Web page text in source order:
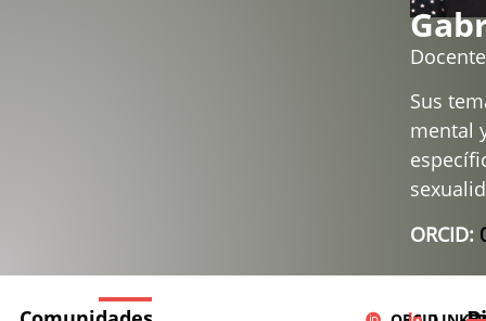
Sus
mental
ORCID: